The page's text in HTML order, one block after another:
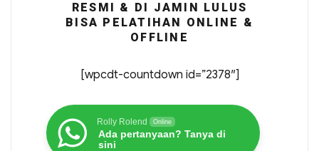
RESMI & DI JAMIN LULUS
BISA PELATIHAN ONLINE &
OFFLINE
[wpcdt-countdown id=”2378″]
Rolly Rolend Online
Ada pertanyaan? Tanya di
sini